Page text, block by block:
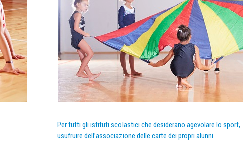
Per tutti gli istituti scolastici che desiderano agevolare lo sport,
usufruire dell’associazione delle carte dei propri alunni